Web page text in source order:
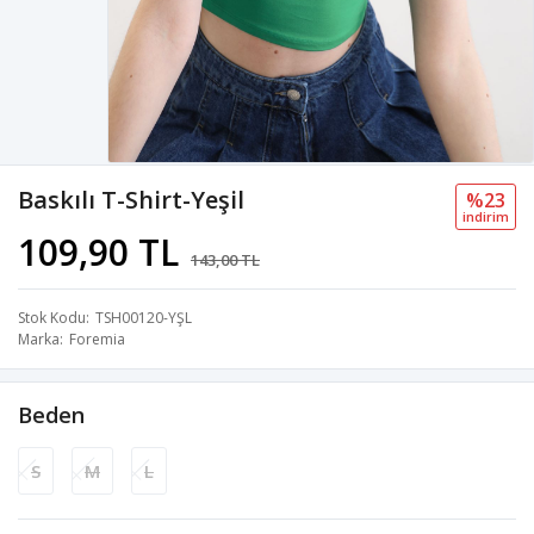
Baskılı T-Shirt-Yeşil
109,90 TL 143,00 TL
%23
i̇ndi̇ri̇m
Stok Kodu TSH00120-YŞL
Marka Foremia
Beden
S M L